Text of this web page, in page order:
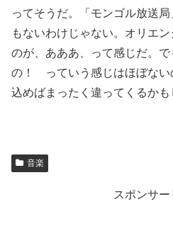
ってそうだ。「モンゴル放送
もないわけじゃない。オリエ
のが、あああ、って感じだ。
の！ っていう感じはほぼない
込めばまったく違ってくるかも
音楽
スポンサー